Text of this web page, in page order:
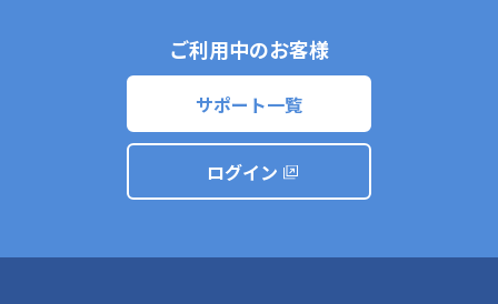
ご利用中のお客様
サポート一覧
ログイン